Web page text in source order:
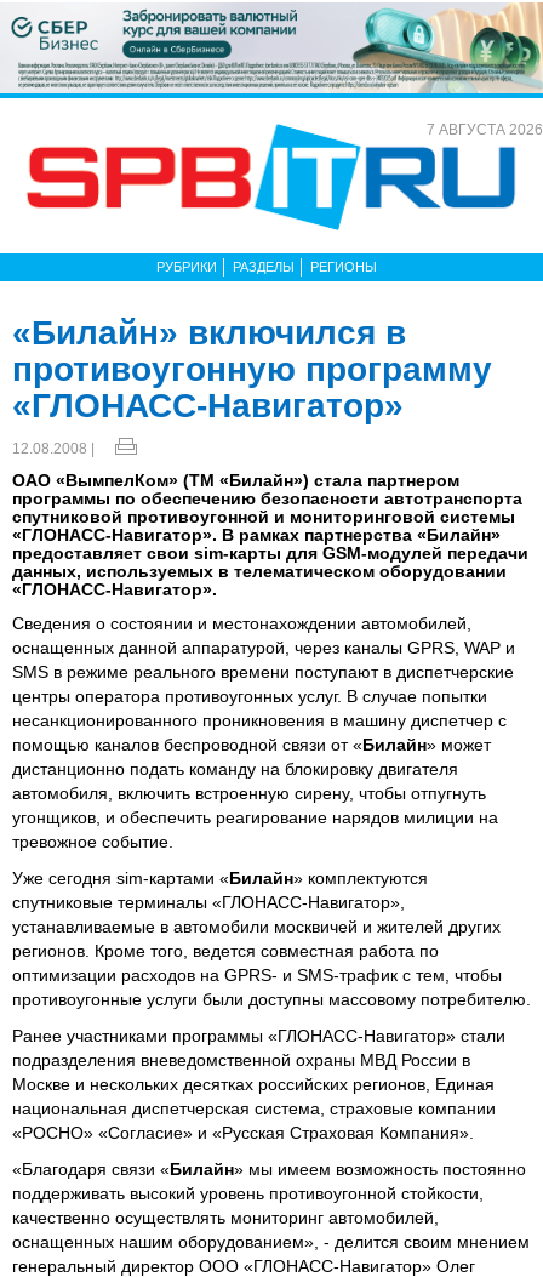
7 АВГУСТА 2026
РУБРИКИ РАЗДЕЛЫ РЕГИОНЫ
«Билайн» включился в
противоугонную программу
«ГЛОНАСС-Навигатор»
12.08.2008 |
ОАО «ВымпелКом» (ТМ «Билайн») стала партнером
программы по обеспечению безопасности автотранспорта
спутниковой противоугонной и мониторинговой системы
«ГЛОНАСС-Навигатор». В рамках партнерства «Билайн»
предоставляет свои sim-карты для GSM-модулей передачи
данных, используемых в телематическом оборудовании
«ГЛОНАСС-Навигатор».
Сведения о состоянии и местонахождении автомобилей,
оснащенных данной аппаратурой, через каналы GPRS, WAP и
SMS в режиме реального времени поступают в диспетчерские
центры оператора противоугонных услуг. В случае попытки
несанкционированного проникновения в машину диспетчер с
помощью каналов беспроводной связи от «Билайн» может
дистанционно подать команду на блокировку двигателя
автомобиля, включить встроенную сирену, чтобы отпугнуть
угонщиков, и обеспечить реагирование нарядов милиции на
тревожное событие.
Уже сегодня sim-картами «Билайн» комплектуются
спутниковые терминалы «ГЛОНАСС-Навигатор»,
устанавливаемые в автомобили москвичей и жителей других
регионов. Кроме того, ведется совместная работа по
оптимизации расходов на GPRS- и SMS-трафик с тем, чтобы
противоугонные услуги были доступны массовому потребителю.
Ранее участниками программы «ГЛОНАСС-Навигатор» стали
подразделения вневедомственной охраны МВД России в
Москве и нескольких десятках российских регионов, Единая
национальная диспетчерская система, страховые компании
«РОСНО» «Согласие» и «Русская Страховая Компания».
«Благодаря связи «Билайн» мы имеем возможность постоянно
поддерживать высокий уровень противоугонной стойкости,
качественно осуществлять мониторинг автомобилей,
оснащенных нашим оборудованием», - делится своим мнением
генеральный директор ООО «ГЛОНАСС-Навигатор» Олег